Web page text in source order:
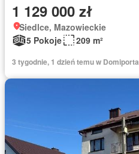
1 129 000 zł
Siedlce, Mazowieckie
5 Pokoje
209 m²
3 tygodnie, 1 dzień temu w Domiporta